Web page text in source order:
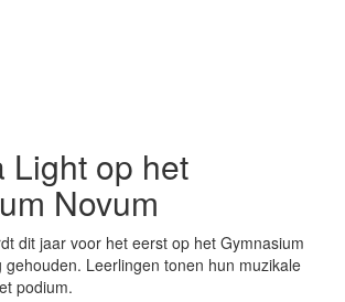
Light op het
Novum
dit jaar voor het eerst op het Gymnasium
gehouden. Leerlingen tonen hun muzikale
podium.